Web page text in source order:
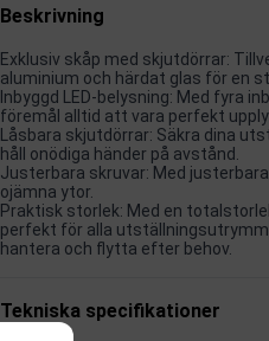
Beskrivning
Exklusiv skåp med skjutdörrar:
aluminium och härdat glas för en
Inbyggd LED-belysning: Med fyra
föremål alltid att vara perfekt
Låsbara skjutdörrar: Säkra dina
håll onödiga händer på avstånd.
Justerbara skruvar: Med
ojämna ytor.
Praktisk storlek: Med en
perfekt för alla
hantera och flytta efter behov.
Tekniska specifikationer